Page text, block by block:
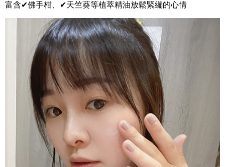
富含✔佛手柑、✔天竺葵等植萃精油放鬆緊繃的心情